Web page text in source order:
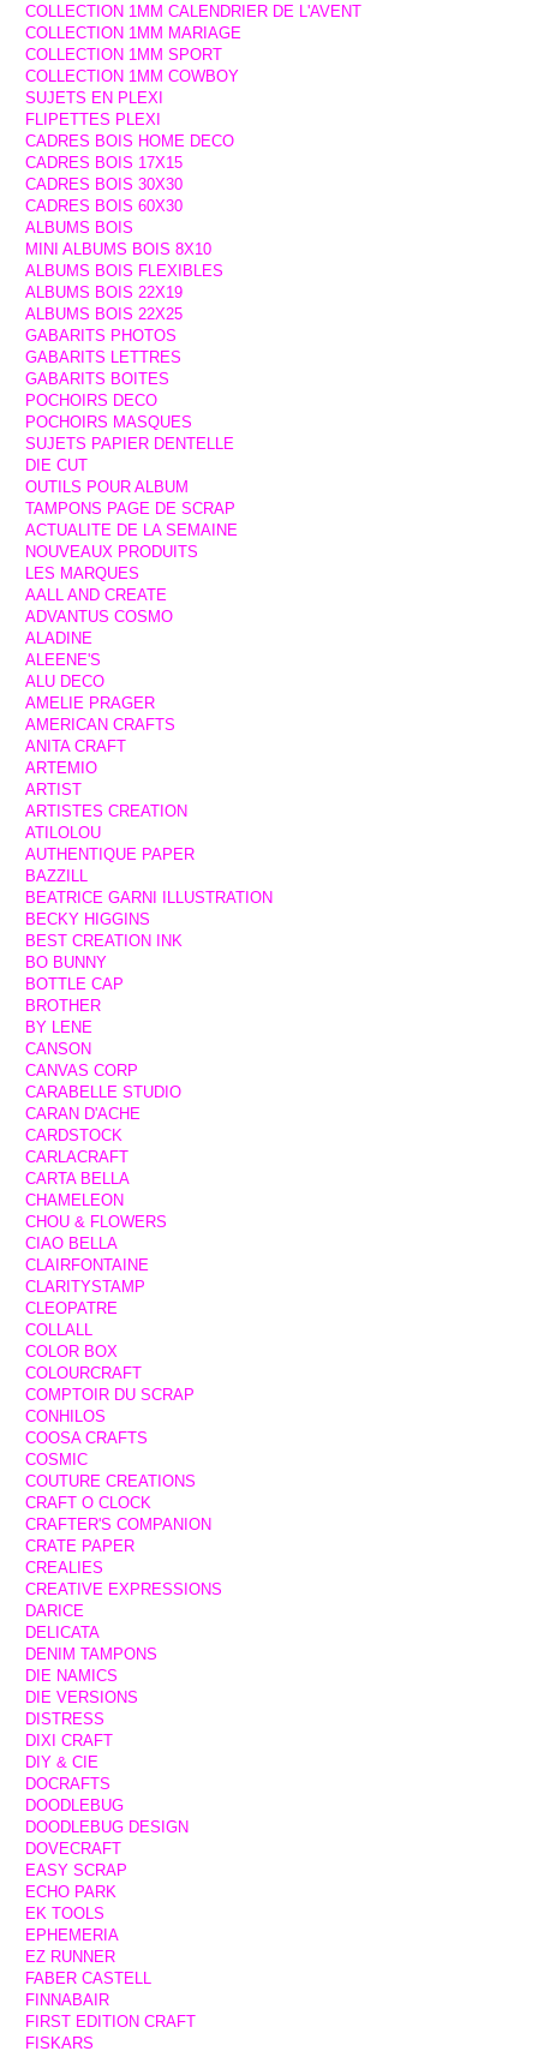
COLLECTION 1MM CALENDRIER DE L'AVENT
COLLECTION 1MM MARIAGE
COLLECTION 1MM SPORT
COLLECTION 1MM COWBOY
SUJETS EN PLEXI
FLIPETTES PLEXI
CADRES BOIS HOME DECO
CADRES BOIS 17X15
CADRES BOIS 30X30
CADRES BOIS 60X30
ALBUMS BOIS
MINI ALBUMS BOIS 8X10
ALBUMS BOIS FLEXIBLES
ALBUMS BOIS 22X19
ALBUMS BOIS 22X25
GABARITS PHOTOS
GABARITS LETTRES
GABARITS BOITES
POCHOIRS DECO
POCHOIRS MASQUES
SUJETS PAPIER DENTELLE
DIE CUT
OUTILS POUR ALBUM
TAMPONS PAGE DE SCRAP
ACTUALITE DE LA SEMAINE
NOUVEAUX PRODUITS
LES MARQUES
AALL AND CREATE
ADVANTUS COSMO
ALADINE
ALEENE'S
ALU DECO
AMELIE PRAGER
AMERICAN CRAFTS
ANITA CRAFT
ARTEMIO
ARTIST
ARTISTES CREATION
ATILOLOU
AUTHENTIQUE PAPER
BAZZILL
BEATRICE GARNI ILLUSTRATION
BECKY HIGGINS
BEST CREATION INK
BO BUNNY
BOTTLE CAP
BROTHER
BY LENE
CANSON
CANVAS CORP
CARABELLE STUDIO
CARAN D'ACHE
CARDSTOCK
CARLACRAFT
CARTA BELLA
CHAMELEON
CHOU & FLOWERS
CIAO BELLA
CLAIRFONTAINE
CLARITYSTAMP
CLEOPATRE
COLLALL
COLOR BOX
COLOURCRAFT
COMPTOIR DU SCRAP
CONHILOS
COOSA CRAFTS
COSMIC
COUTURE CREATIONS
CRAFT O CLOCK
CRAFTER'S COMPANION
CRATE PAPER
CREALIES
CREATIVE EXPRESSIONS
DARICE
DELICATA
DENIM TAMPONS
DIE NAMICS
DIE VERSIONS
DISTRESS
DIXI CRAFT
DIY & CIE
DOCRAFTS
DOODLEBUG
DOODLEBUG DESIGN
DOVECRAFT
EASY SCRAP
ECHO PARK
EK TOOLS
EPHEMERIA
EZ RUNNER
FABER CASTELL
FINNABAIR
FIRST EDITION CRAFT
FISKARS